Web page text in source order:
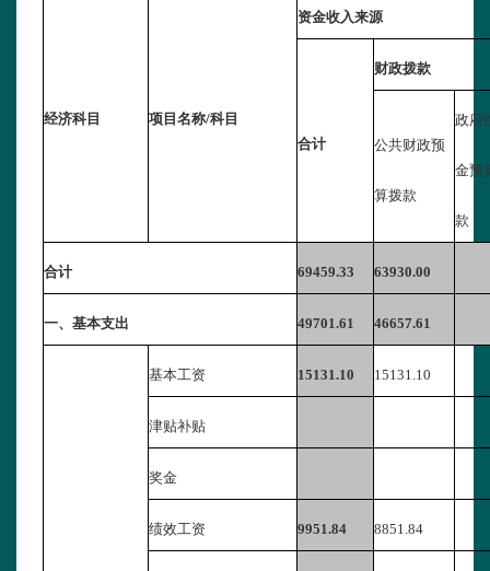
经济科目 项目名称/科目
资金收入来源
合计
财政拨款
公共财政预
算拨款
政府
金预
款
合计 69459.33 63930.00
一、基本支出 49701.61 46657.61
基本工资 15131.10 15131.10
津贴补贴
奖金
绩效工资 9951.84 8851.84